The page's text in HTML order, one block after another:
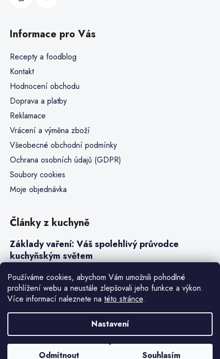
Používáme cookies, abychom Vám umožnili pohodlné
prohlížení webu a neustále zlepšovali jeho funkce a výkon.
Více informací naleznete na této stránce.
Nastavení
Odmítnout Souhlasím
Informace pro Vás
Recepty a foodblog
Kontakt
Hodnocení obchodu
Doprava a platby
Reklamace
Vrácení a výměna zboží
Všeobecné obchodní podmínky
Ochrana osobních údajů (GDPR)
Soubory cookies
Moje objednávka
Články z kuchyně
Základy vaření: Váš spolehlivý průvodce
kuchyňským světem
Steaky a sous-vide vaření
Jak vařit v tlakovém hrnci neboli papiňáku
Vytvořil Shoptet Premium